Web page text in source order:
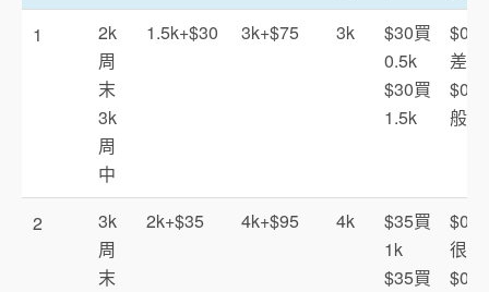
1
2k
周
末
3k
周
中
1.5k+$30 3k+$75 3k
$30買
0.5k
$30買
1.5k
差
般
2
3k
周
末
2k+$35 4k+$95 4k
$35買
1k
$35買
很差